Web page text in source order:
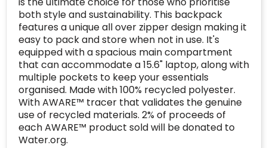
both style and sustainability. This backpack
features a unique all over zipper design making it
easy to pack and store when not in use. It's
equipped with a spacious main compartment
that can accommodate a 15.6" laptop, along with
multiple pockets to keep your essentials
organised. Made with 100% recycled polyester.
With AWARE™ tracer that validates the genuine
use of recycled materials. 2% of proceeds of
each AWARE™ product sold will be donated to
Water.org.
starten: